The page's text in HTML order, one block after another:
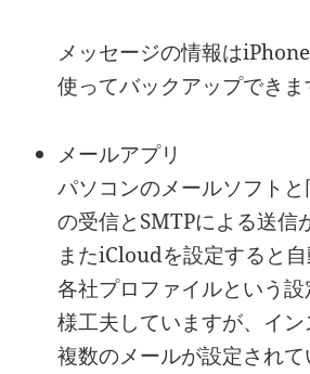
メッセージの情報は
使ってバックアップでき
メールアプリ
パソコンのメールソフト
の受信とSMTPによる送信
またiCloudを設定すると
各社プロファイルという
様工夫していますが、イン
複数のメールが設定され